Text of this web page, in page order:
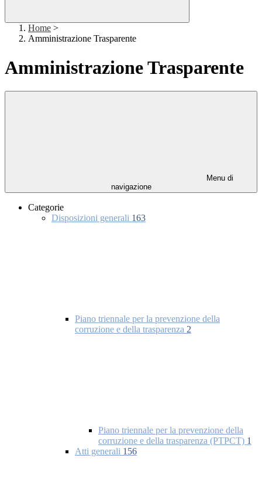
Home >
Amministrazione Trasparente
Amministrazione Trasparente
Menu di
navigazione
Categorie
Disposizioni generali 163
Piano triennale per la prevenzione della
corruzione e della trasparenza 2
Piano triennale per la prevenzione della
corruzione e della trasparenza (PTPCT) 1
Atti generali 156